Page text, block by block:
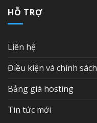
HỖ TRỢ
Liên hệ
Điều kiện và chính sách
Bảng giá hosting
Tin tức mới